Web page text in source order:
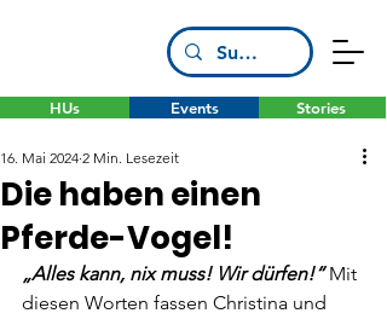
HUs Stories
Events
Die haben einen
Pferde-Vogel!
16. Mai 2024 2 Min. Lesezeit
„Alles kann, nix muss! Wir dürfen!“ Mit
diesen Worten fassen Christina und